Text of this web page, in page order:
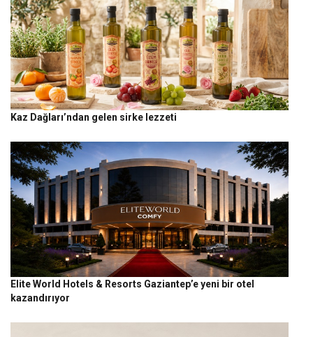
Kaz Dağları’ndan gelen sirke lezzeti
Elite World Hotels & Resorts Gaziantep’e yeni bir otel
kazandırıyor